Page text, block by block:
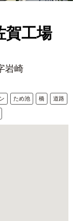
賀工場
岩崎
ため池 橋 道路